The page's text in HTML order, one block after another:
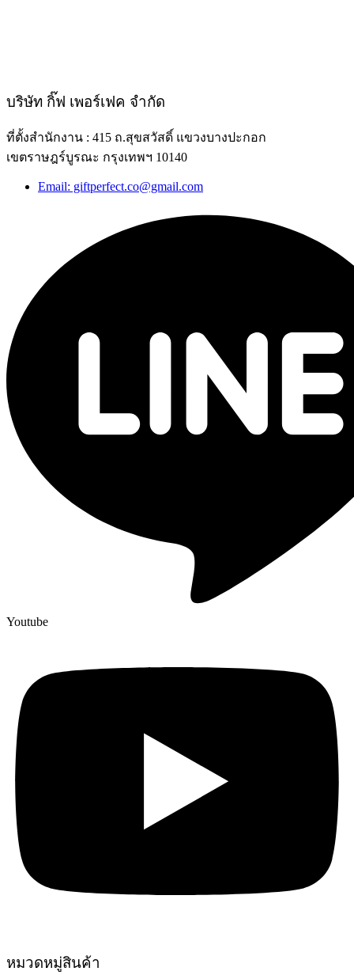
บริษัท กิ๊ฟ เพอร์เฟค จำกัด
ที่ตั้งสำนักงาน : 415 ถ.สุขสวัสดิ์ แขวงบางปะกอก
เขตราษฎร์บูรณะ กรุงเทพฯ 10140
Email: giftperfect.co@gmail.com
Youtube
หมวดหมู่สินค้า